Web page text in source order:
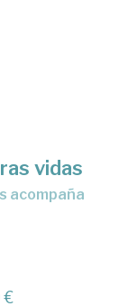
vidas
acompaña
€